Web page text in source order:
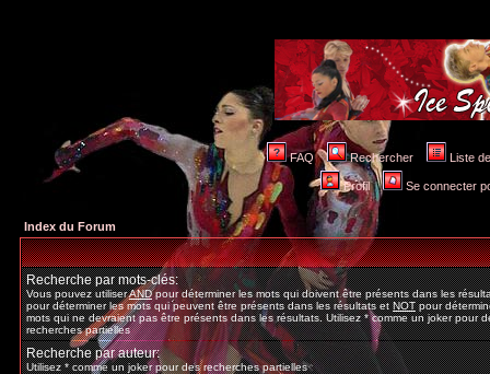
FAQ Rechercher Liste
Profil Se connecter
Index du Forum
Recherche par mots-clés:
Vous pouvez utiliserANDpour déterminer les mots qui doivent être présents dans les
pour déterminer les mots qui peuvent être présents dans les résultats etNOTpour
mots qui ne devraient pas être présents dans les résultats. Utilisez * comme un joker pour
recherches partielles
Recherche par auteur:
Utilisez * comme un joker pour des recherches partielles